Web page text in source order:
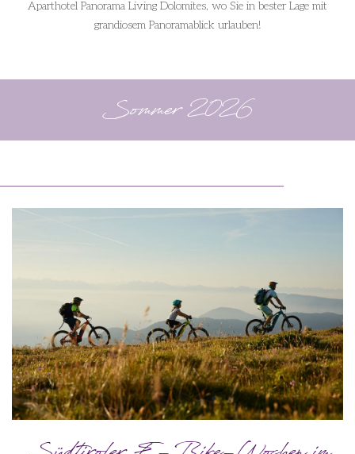
Aparthotel Panorama Living Dolomites, wo Sie in bester Lage mit
grandiosem Panoramablick urlauben!
Sommer 2026